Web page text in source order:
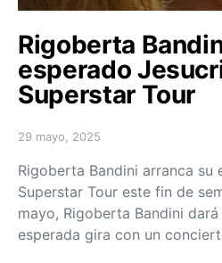
Rigoberta
esperado
Superstar Tour
Posted on
29 mayo, 2025
Rigoberta Bandini arranca su
Superstar Tour este fin de
mayo, Rigoberta Bandini
esperada gira con un